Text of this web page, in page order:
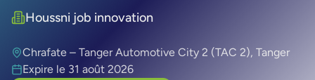
Houssni job innovation
Chrafate – Tanger Automotive City 2 (TAC 2), Tanger
Expire le 31 août 2026